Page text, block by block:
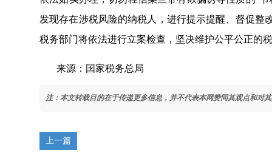
发现存在涉税风险的纳税人，进行提示提醒、督促
税务部门将依法进行立案检查，坚决维护公平公正的
来源：国家税务总局
注：本文转载目的在于传递更多信息，并不代表本网赞同其观点和对
上一篇